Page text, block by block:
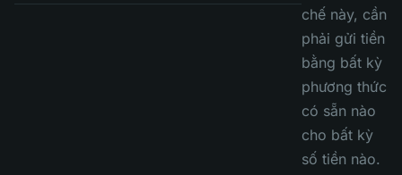
chế này, cần
phải gửi tiền
bằng bất kỳ
phương thức
có sẵn nào
cho bất kỳ
số tiền nào.